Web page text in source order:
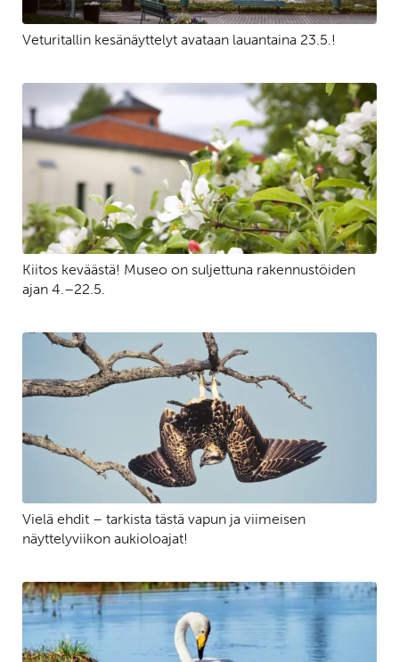
Veturitallin kesänäyttelyt avataan lauantaina 23.5.!
Kiitos keväästä! Museo on suljettuna rakennustöiden
ajan 4.–22.5.
Vielä ehdit – tarkista tästä vapun ja viimeisen
näyttelyviikon aukioloajat!